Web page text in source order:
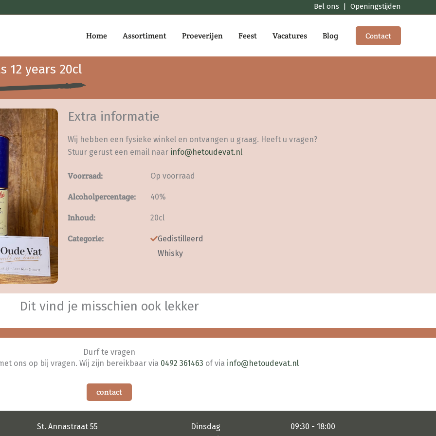
Bel ons | Openingstijden
Home Assortiment Proeverijen Feest Vacatures Blog Contact
12 years 20cl
Extra informatie
Wij hebben een fysieke winkel en ontvangen u graag. Heeft u vragen?
Stuur gerust een email naar info@hetoudevat.nl
Voorraad: Op voorraad
Alcoholpercentage: 40%
Inhoud: 20cl
Categorie:
Gedistilleerd
Whisky
Dit vind je misschien ook lekker
Durf te vragen
ons op bij vragen. Wij zijn bereikbaar via 0492 361463 of via info@hetoudevat.nl
contact
St. Annastraat 55
Dinsdag
09:30 - 18:00